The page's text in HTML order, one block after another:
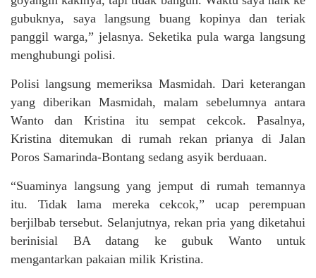
gubuknya, saya langsung buang kopinya dan teriak
panggil warga,” jelasnya. Seketika pula warga langsung
menghubungi polisi.
Polisi langsung memeriksa Masmidah. Dari keterangan
yang diberikan Masmidah, malam sebelumnya antara
Wanto dan Kristina itu sempat cekcok. Pasalnya,
Kristina ditemukan di rumah rekan prianya di Jalan
Poros Samarinda-Bontang sedang asyik berduaan.
“Suaminya langsung yang jemput di rumah temannya
itu. Tidak lama mereka cekcok,” ucap perempuan
berjilbab tersebut. Selanjutnya, rekan pria yang diketahui
berinisial BA datang ke gubuk Wanto untuk
mengantarkan pakaian milik Kristina.